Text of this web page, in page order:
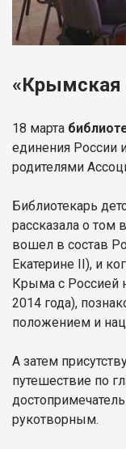
«Крымская
18 марта
единения России
родителями
Библиотекарь
рассказала о том
вошел в состав
Екатерине II), и
Крыма с Россией
2014 года),
положением и
А затем
путешествие по
рукотворным.